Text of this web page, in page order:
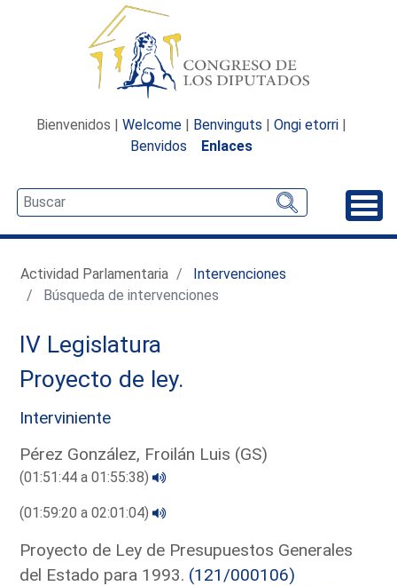
Bienvenidos | Welcome | Benvinguts | Ongi etorri |
Benvidos
Enlaces
Actividad Parlamentaria
Intervenciones
Búsqueda de intervenciones
IV Legislatura
Proyecto de ley.
Interviniente
Pérez González, Froilán Luis (GS)
(01:51:44 a 01:55:38)
(01:59:20 a 02:01:04)
Proyecto de Ley de Presupuestos Generales
del Estado para 1993. (121/000106)